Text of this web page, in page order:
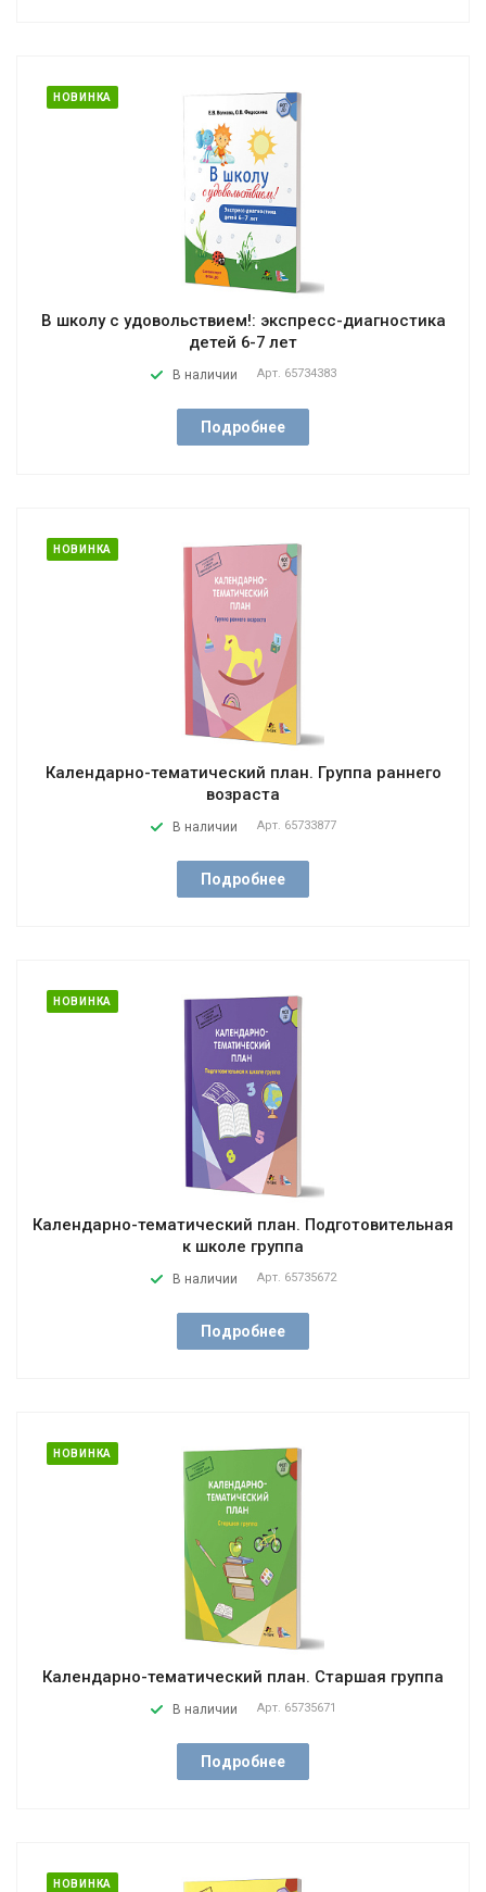
НОВИНКА
В школу с удовольствием!: экспресс-диагностика
детей 6-7 лет
В наличии Арт. 65734383
Подробнее
НОВИНКА
Календарно-тематический план. Группа раннего
возраста
В наличии Арт. 65733877
Подробнее
НОВИНКА
Календарно-тематический план. Подготовительная
к школе группа
В наличии Арт. 65735672
Подробнее
НОВИНКА
Календарно-тематический план. Старшая группа
В наличии Арт. 65735671
Подробнее
НОВИНКА